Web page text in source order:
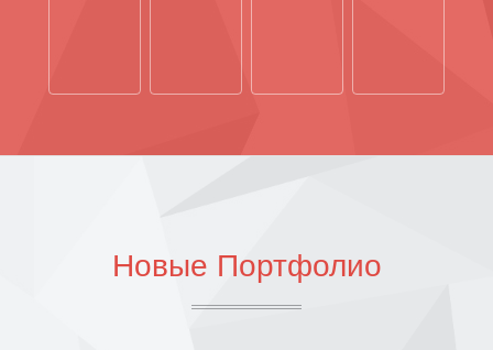
Новые Портфолио